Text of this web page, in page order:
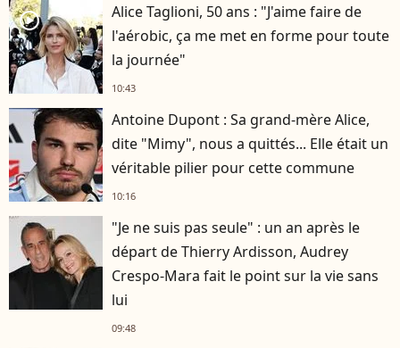
player2
Alice Taglioni, 50 ans : "J'aime faire de
l'aérobic, ça me met en forme pour toute
la journée"
10:43
Antoine Dupont : Sa grand-mère Alice,
dite "Mimy", nous a quittés... Elle était un
véritable pilier pour cette commune
10:16
"Je ne suis pas seule" : un an après le
départ de Thierry Ardisson, Audrey
Crespo-Mara fait le point sur la vie sans
lui
09:48